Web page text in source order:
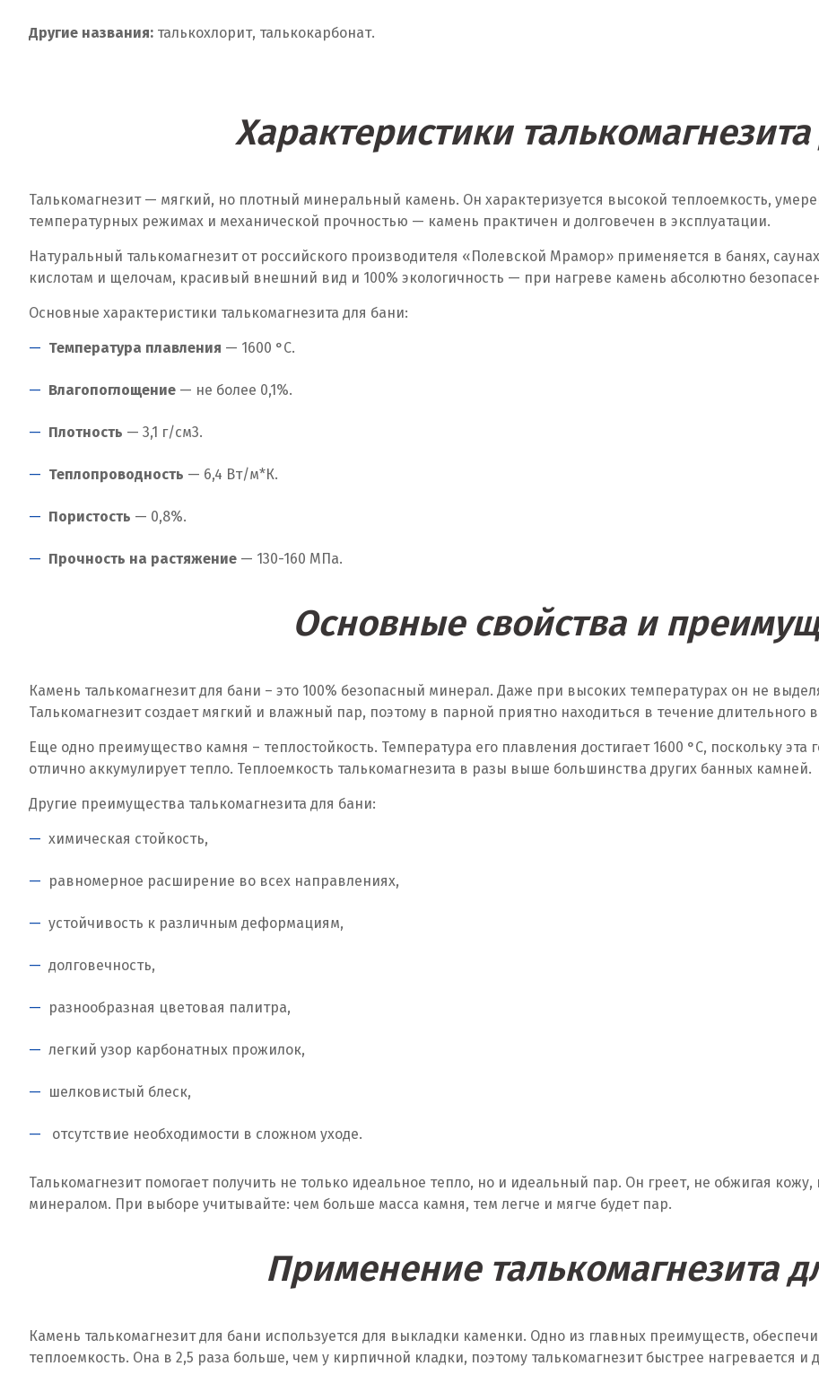
Другие названия: талькохлорит, талькокарбонат.
Характеристики
Талькомагнезит — мягкий, но плотный минеральный камень. Он характеризуется высокой теплоемкость,
температурных режимах и механической прочностью — камень практичен и долговечен в эксплуатации.
Натуральный талькомагнезит от российского производителя «Полевской Мрамор» применяется в банях,
кислотам и щелочам, красивый внешний вид и 100% экологичность — при нагреве камень абсолютно
Основные характеристики талькомагнезита для бани:
Температура плавления — 1600 °C.
Влагопоглощение — не более 0,1%.
Плотность — 3,1 г/см3.
Теплопроводность — 6,4 Вт/м*К.
Пористость — 0,8%.
Прочность на растяжение — 130-160 МПа.
Основные свойства и
Камень талькомагнезит для бани – это 100% безопасный минерал. Даже при высоких температурах он не
Талькомагнезит создает мягкий и влажный пар, поэтому в парной приятно находиться в течение длительного
Еще одно преимущество камня – теплостойкость. Температура его плавления достигает 1600 °C, поскольку
отлично аккумулирует тепло. Теплоемкость талькомагнезита в разы выше большинства других банных камней.
Другие преимущества талькомагнезита для бани:
химическая стойкость,
равномерное расширение во всех направлениях,
устойчивость к различным деформациям,
долговечность,
разнообразная цветовая палитра,
легкий узор карбонатных прожилок,
шелковистый блеск,
отсутствие необходимости в сложном уходе.
Талькомагнезит помогает получить не только идеальное тепло, но и идеальный пар. Он греет, не обжигая
минералом. При выборе учитывайте: чем больше масса камня, тем легче и мягче будет пар.
Применение талькомагнезита
Камень талькомагнезит для бани используется для выкладки каменки. Одно из главных преимуществ,
теплоемкость. Она в 2,5 раза больше, чем у кирпичной кладки, поэтому талькомагнезит быстрее нагревается и